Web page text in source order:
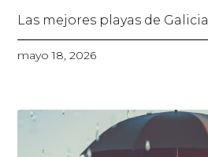
Las mejores playas de Galicia
mayo 18, 2026